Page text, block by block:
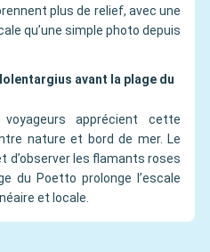
plus de relief, avec une
qu’une simple photo depuis
avant la plage du
apprécient cette
nature et bord de mer. Le
d’observer les flamants roses
du Poetto prolonge l’escale
et locale.